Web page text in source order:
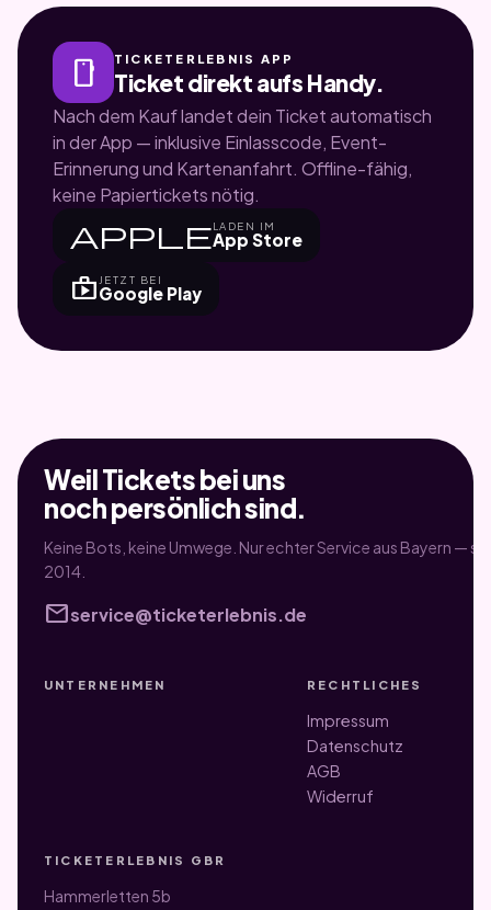
smartphone TICKETERLEBNIS APP
Ticket direkt aufs Handy.
Nach dem Kauf landet dein Ticket automatisch
in der App — inklusive Einlasscode, Event-
Erinnerung und Kartenanfahrt. Offline-fähig,
keine Papiertickets nötig.
appleLADEN IM
App Store
shop JETZT BEI
Google Play
Weil Tickets bei uns
noch persönlich sind.
Keine Bots, keine Umwege. Nur echter Service aus Bayern —
2014.
mailservice@ticketerlebnis.de
UNTERNEHMEN RECHTLICHES
Impressum
Datenschutz
AGB
Widerruf
TICKETERLEBNIS GBR
Hammerletten 5b